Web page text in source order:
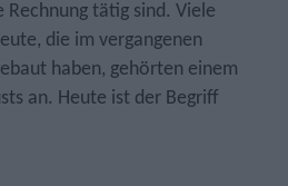
Rechnung tätig sind. Viele
die im vergangenen
haben, gehörten einem
an. Heute ist der Begriff